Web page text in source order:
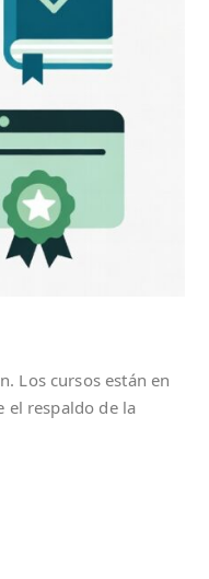
Los cursos están en
el respaldo de la